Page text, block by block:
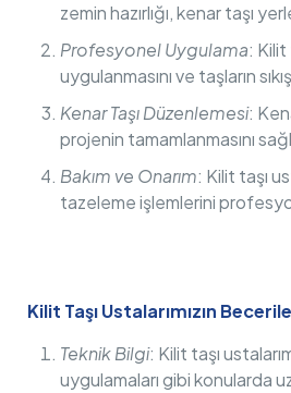
zemin hazırlığı, kenar taşı
Profesyonel Uygulama:
uygulanmasını ve taşların
Kenar Taşı Düzenlemesi:
projenin tamamlanmasını
Bakım ve Onarım: Kilit taşı
tazeleme işlemlerini
Kilit Taşı Ustalarımızın
Teknik Bilgi: Kilit taşı
uygulamaları gibi konularda